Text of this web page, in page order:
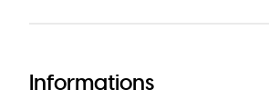
Informations